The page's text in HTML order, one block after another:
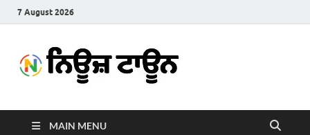
7 August 2026
Town
MAIN MENU